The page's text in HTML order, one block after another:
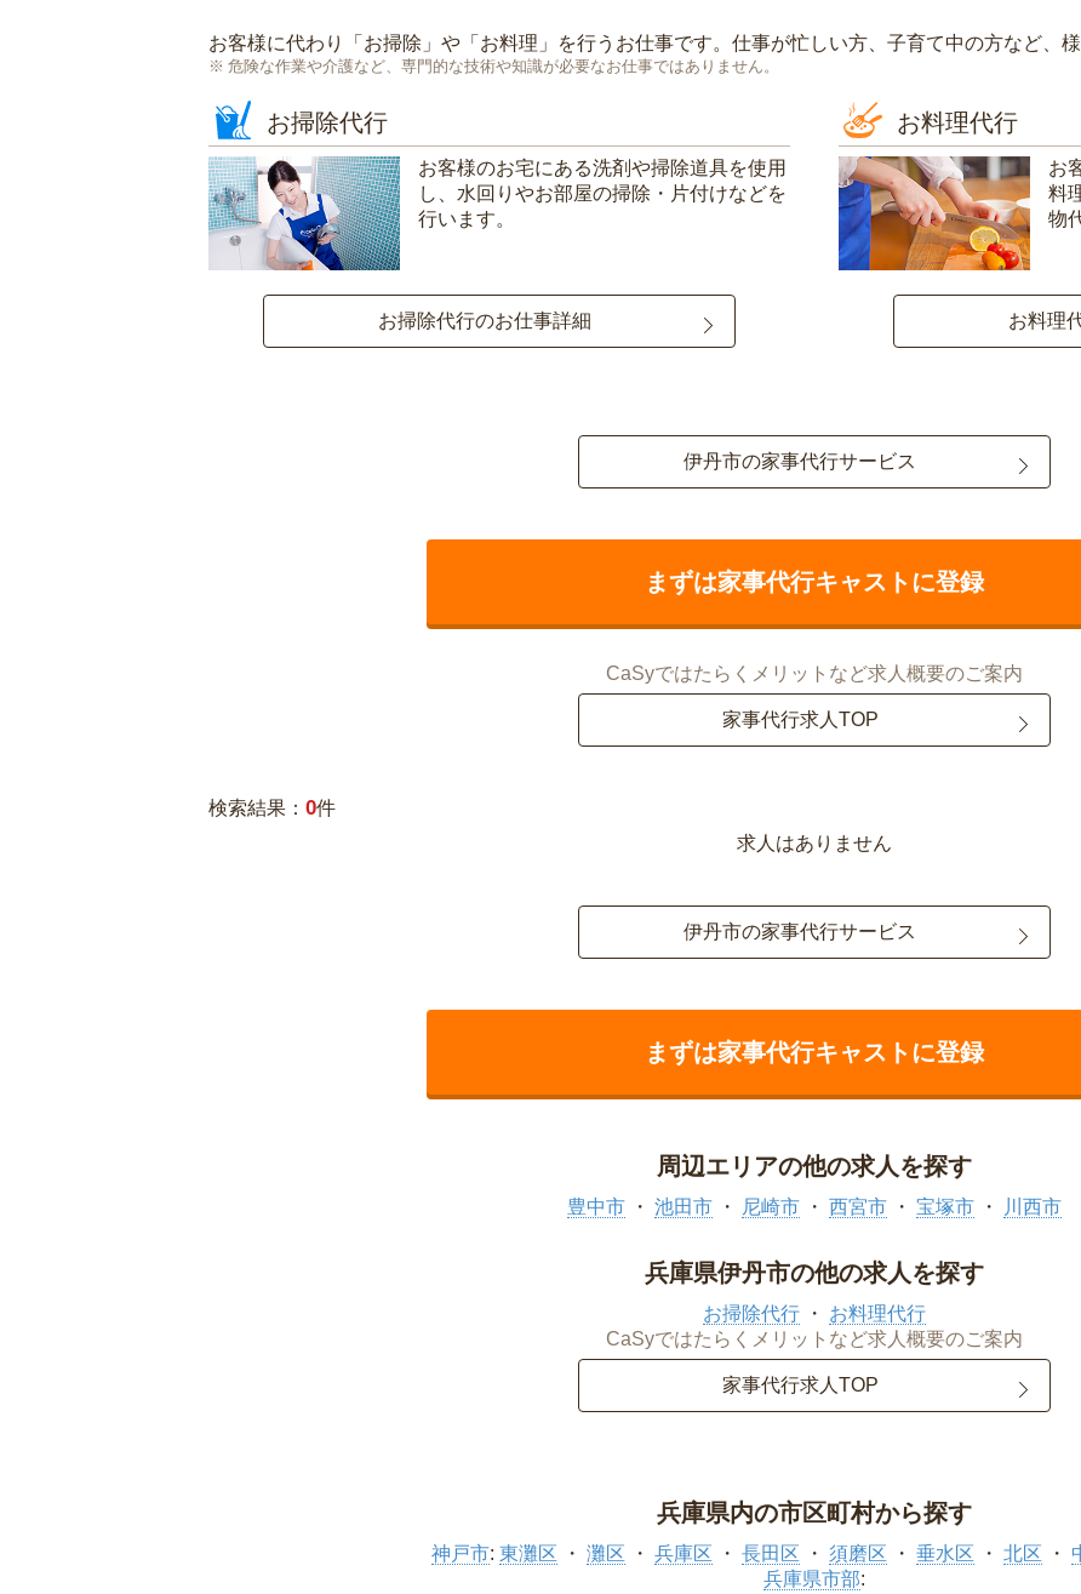
お客様に代わり「 お掃除 」や「 お料理 」を行うお仕事です。仕事が忙しい方、子育て中の方など、
危険な作業や介護など、専門的な技術や知識が必要なお仕事ではありません。
お掃除代行
お客様のお宅にある洗剤や掃除道具を使用
し、水回りやお部屋の掃除・片付けなどを
行います。
お掃除代行のお仕事詳細
お料理代行
お
料
物
お料理
伊丹市の家事代行サービス
まずは家事代行キャストに登録
CaSyではたらくメリットなど求人概要のご案内
家事代行求人TOP
検索結果： 0件
求人はありません
伊丹市の家事代行サービス
まずは家事代行キャストに登録
周辺エリアの他の求人を探す
豊中市 池田市 尼崎市 西宮市 宝塚市 川西市
兵庫県伊丹市の他の求人を探す
お掃除代行
お料理代行
CaSyではたらくメリットなど求人概要のご案内
家事代行求人TOP
兵庫県内の市区町村から探す
神戸市: 東灘区 灘区 兵庫区 長田区 須磨区 垂水区 北区
兵庫県市部: